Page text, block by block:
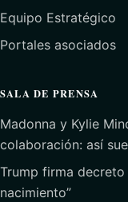
Equipo Estratégico
Portales asociados
SALA DE PRENSA
Madonna y Kylie
colaboración: así
Trump firma
nacimiento”